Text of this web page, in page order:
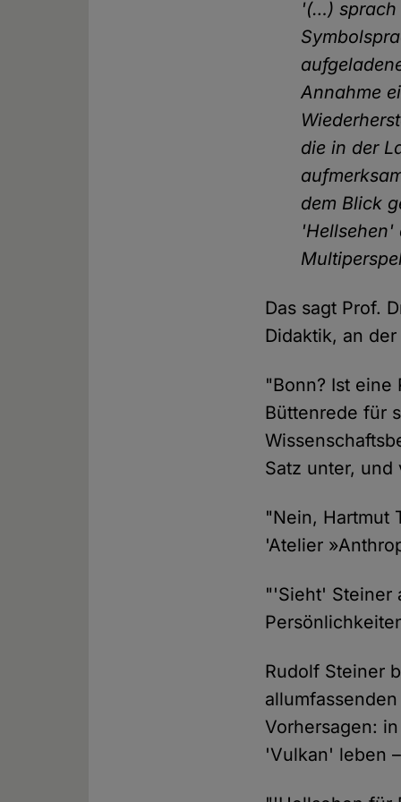
'(…) sprach
Annahme
die in der
dem Blick
'Hellsehen'
Das sagt Prof.
Didaktik, an
"Bonn? Ist eine
Büttenrede für
Satz unter,
"Nein, Hartmut
'Atelier
"'Sieht' Steiner
Rudolf Steiner
Vorhersagen:
'Vulkan' leben